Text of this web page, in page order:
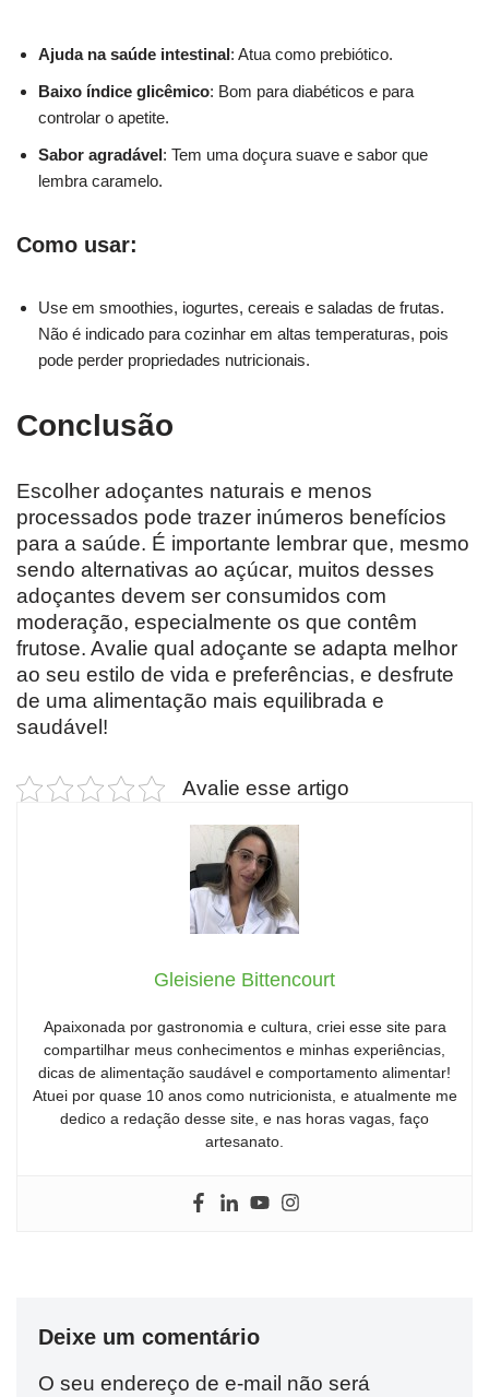
Ajuda na saúde intestinal: Atua como prebiótico.
Baixo índice glicêmico: Bom para diabéticos e para
controlar o apetite.
Sabor agradável: Tem uma doçura suave e sabor que
lembra caramelo.
Como usar:
Use em smoothies, iogurtes, cereais e saladas de frutas.
Não é indicado para cozinhar em altas temperaturas, pois
pode perder propriedades nutricionais.
Conclusão
Escolher adoçantes naturais e menos
processados pode trazer inúmeros benefícios
para a saúde. É importante lembrar que, mesmo
sendo alternativas ao açúcar, muitos desses
adoçantes devem ser consumidos com
moderação, especialmente os que contêm
frutose. Avalie qual adoçante se adapta melhor
ao seu estilo de vida e preferências, e desfrute
de uma alimentação mais equilibrada e
saudável!
Avalie esse artigo
Gleisiene Bittencourt
Apaixonada por gastronomia e cultura, criei esse site para
compartilhar meus conhecimentos e minhas experiências,
dicas de alimentação saudável e comportamento alimentar!
Atuei por quase 10 anos como nutricionista, e atualmente me
dedico a redação desse site, e nas horas vagas, faço
artesanato.
Deixe um comentário
O seu endereço de e-mail não será